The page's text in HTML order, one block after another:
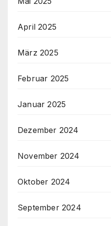
April 2025
März 2025
Februar 2025
Januar 2025
Dezember 2024
November 2024
Oktober 2024
September 2024